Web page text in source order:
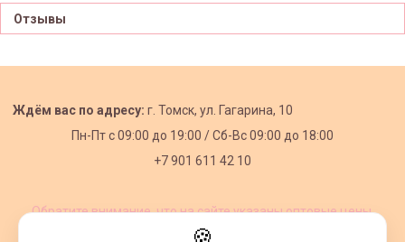
Отзывы
Ждём вас по адресу: г. Томск, ул. Гагарина, 10
Пн-Пт с09:00 до 19:00 /Сб-Вс 09:00 до 18:00
+7 901 611 42 10
Обратите внимание, что на сайте указаны оптовые цены,
🍪